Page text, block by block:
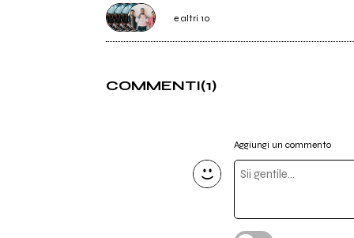
e altri 10
winter dies in june
COMMENTI(1)
Aggiungi un commento